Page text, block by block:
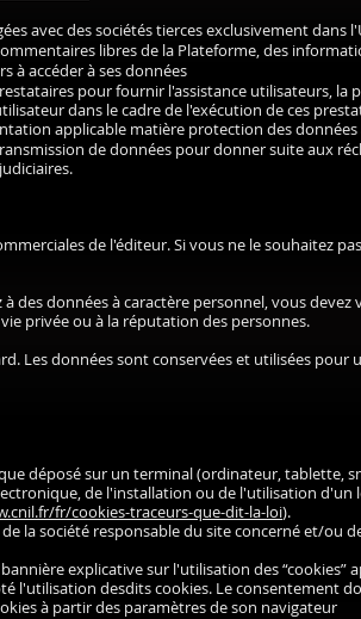
avec des sociétés tierces exclusivement dans
libres de la Plateforme, des
à accéder à ses données
pour fournir l'assistance utilisateurs, la
dans le cadre de l'exécution de ces
applicable matière protection des données
de données pour donner suite aux
de l'éditeur. Si vous ne le souhaitez
des données à caractère personnel, vous
privée ou à la réputation des personnes.
Les données sont conservées et utilisées
déposé sur un terminal (ordinateur, tablette,
de l'installation ou de l'utilisation d'un
fr/cookies-traceurs-que-dit-la-loi).
la société responsable du site concerné et/ou
explicative sur l'utilisation des
l'utilisation desdits cookies. Le consentement
à partir des paramètres de son navigateur